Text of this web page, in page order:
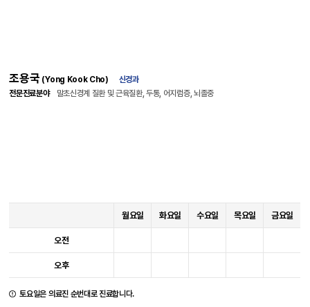
조용국 (Yong Kook Cho)
신경과
전문진료분야
말초신경계 질환 및 근육질환, 두통, 어지럼증, 뇌졸중
월요일 화요일 수요일 목요일 금요일
오전
오후
토요일은 의료진 순번대로 진료합니다.